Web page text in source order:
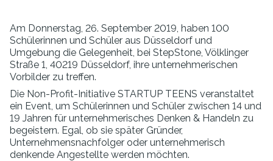
Am Donnerstag, 26. September 2019, haben 100
Schülerinnen und Schüler aus Düsseldorf und
Umgebung die Gelegenheit, bei StepStone, Völklinger
Straße 1, 40219 Düsseldorf, ihre unternehmerischen
Vorbilder zu treffen.
Die Non-Profit-Initiative STARTUP TEENS veranstaltet
ein Event, um Schülerinnen und Schüler zwischen 14 und
19 Jahren für unternehmerisches Denken & Handeln zu
begeistern. Egal, ob sie später Gründer,
Unternehmensnachfolger oder unternehmerisch
denkende Angestellte werden möchten.